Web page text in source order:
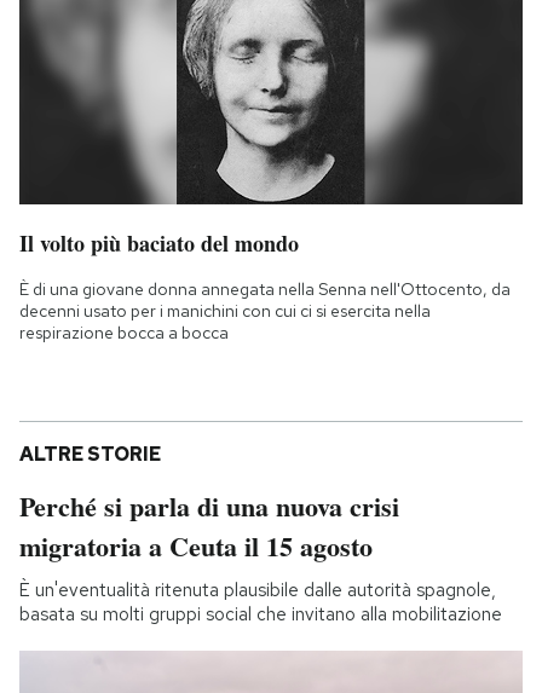
Il volto più baciato del mondo
È di una giovane donna annegata nella Senna nell'Ottocento, da
decenni usato per i manichini con cui ci si esercita nella
respirazione bocca a bocca
ALTRE STORIE
Perché si parla di una nuova crisi
migratoria a Ceuta il 15 agosto
È un'eventualità ritenuta plausibile dalle autorità spagnole,
basata su molti gruppi social che invitano alla mobilitazione